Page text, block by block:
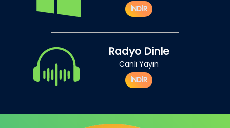
İNDİR
Radyo Dinle
Canlı Yayın
İNDİR